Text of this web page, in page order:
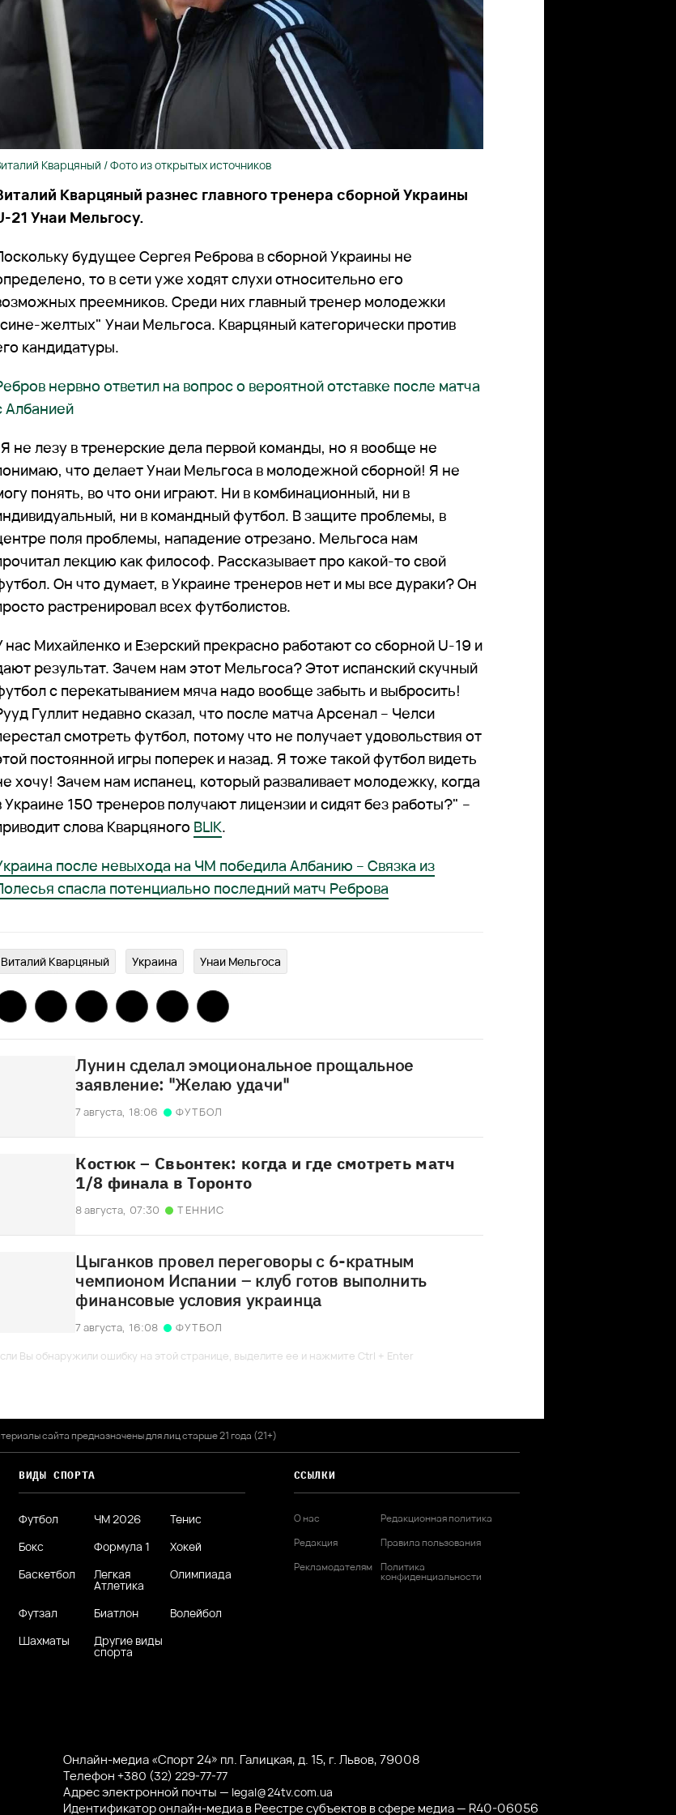
Кварцяный / Фото из открытых источников
Кварцяный разнес главного тренера сборной Украины
21 Унаи Мельгосу.
будущее Сергея Реброва в сборной Украины не
то в сети уже ходят слухи относительно его
преемников. Среди них главный тренер молодежки
желтых" Унаи Мельгоса. Кварцяный категорически против
кандидатуры.
нервно ответил на вопрос о вероятной отставке после матча
Албанией
не лезу в тренерские дела первой команды, но я вообще не
что делает Унаи Мельгоса в молодежной сборной! Я не
понять, во что они играют. Ни в комбинационный, ни в
ни в командный футбол. В защите проблемы, в
поля проблемы, нападение отрезано. Мельгоса нам
лекцию как философ. Рассказывает про какой-то свой
Он что думает, в Украине тренеров нет и мы все дураки? Он
растренировал всех футболистов.
нас Михайленко и Езерский прекрасно работают со сборной U-19 и
результат. Зачем нам этот Мельгоса? Этот испанский скучный
с перекатыванием мяча надо вообще забыть и выбросить!
Гуллит недавно сказал, что после матча Арсенал – Челси
смотреть футбол, потому что не получает удовольствия от
постоянной игры поперек и назад. Я тоже такой футбол видеть
хочу! Зачем нам испанец, который разваливает молодежку, когда
Украине 150 тренеров получают лицензии и сидят без работы?" –
слова Кварцяного BLIK.
после невыхода на ЧМ победила Албанию – Связка из
спасла потенциально последний матч Реброва
Виталий Кварцяный Украина Унаи Мельгоса
Лунин сделал эмоциональное прощальное
заявление: "Желаю удачи"
7 августа, 18:06 ФУТБОЛ
Костюк – Свьонтек: когда и где смотреть матч
1/8 финала в Торонто
8 августа, 07:30 ТЕННИС
Цыганков провел переговоры с 6-кратным
чемпионом Испании – клуб готов выполнить
финансовые условия украинца
7 августа, 16:08
ФУТБОЛ
Вы обнаружили ошибку на этой странице, выделите ее и нажмите Ctrl + Enter
сайта предназначены для лиц старше 21 года (21+)
ВИДЫ СПОРТА
Футбол ЧМ 2026
Тенис
Бокс
Формула 1
Хокей
Баскетбол
Легкая
Атлетика
Олимпиада
Футзал Биатлон
Волейбол
Шахматы
Другие виды
спорта
ССЫЛКИ
О нас
Редакция
Рекламодателям
Редакционная политика
Правила пользования
Политика
конфиденциальности
Онлайн-медиа «Спорт 24» пл. Галицкая, д. 15, г. Львов, 79008
Телефон+380 (32) 229-77-77
Адрес электронной почты — legal@24tv.com.ua
Идентификатор онлайн-медиа в Реестре субъектов в сфере медиа — R40-06056